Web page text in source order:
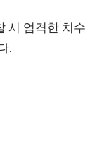
시 엄격한 치수
.